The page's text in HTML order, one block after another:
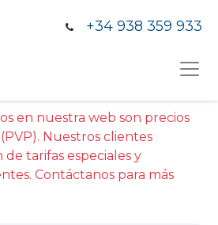
+34 938 359 933
en nuestra web son precios
Nuestros clientes
tarifas especiales y
Contáctanos para más